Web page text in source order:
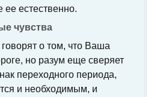
ее естественно.
чувства
о том, что Ваша
но разум еще сверяет
переходного периода,
и необходимым, и